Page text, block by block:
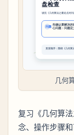
几何
复习《几何算
念、操作步骤